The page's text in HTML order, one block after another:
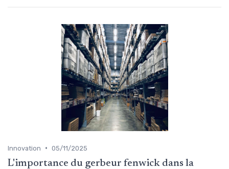
Innovation • 05/11/2025
L'importance du gerbeur fenwick dans la